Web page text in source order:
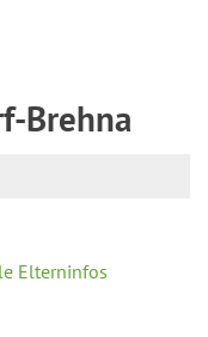
Brehna
Elterninfos